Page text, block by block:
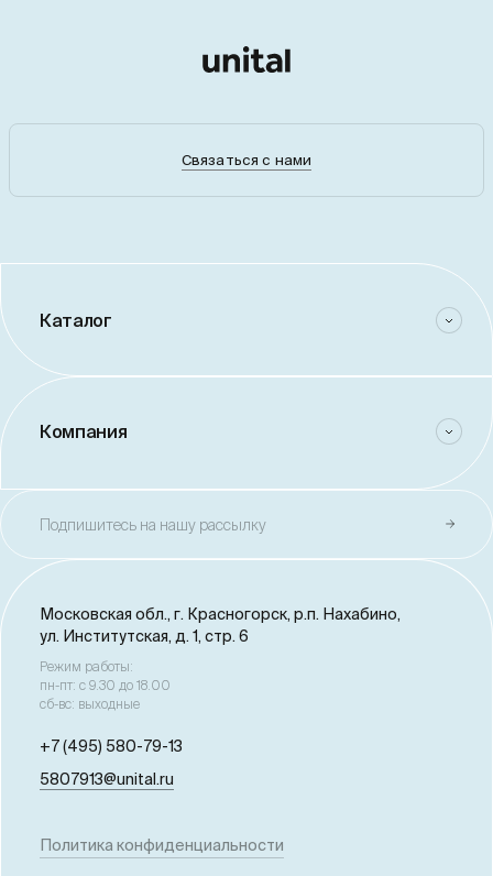
Связаться с нами
Каталог
Компания
Подпишитесь на нашу рассылку
Московская обл., г. Красногорск, р.п. Нахабино,
ул. Институтская, д. 1, стр. 6
Режим работы:
пн-пт: с 9.30 до 18.00
сб-вс: выходные
+7 (495) 580-79-13
5807913@unital.ru
Политика конфиденциальности